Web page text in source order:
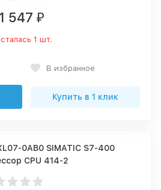
547 ₽
1 шт.
В избранное
Купить в 1 клик
0AB0 SIMATIC S7-400
CPU 414-2